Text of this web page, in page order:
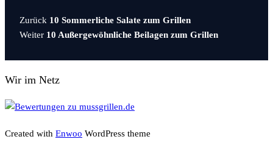
Beitragsnavigation
Vorheriger
Beitrag
Zurück 10 Sommerliche Salate zum Grillen
Nächster
Weiter 10 Außergewöhnliche Beilagen zum Grillen
Wir im Netz
Created with Enwoo WordPress theme